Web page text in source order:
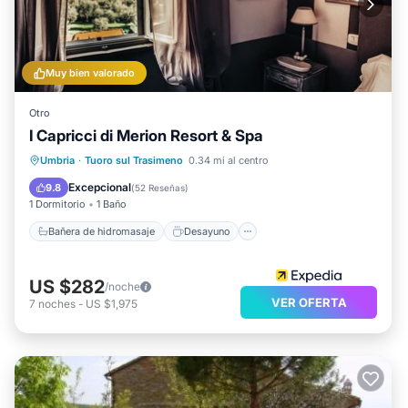
Muy bien valorado
Otro
I Capricci di Merion Resort & Spa
Umbria · Tuoro sul Trasimeno 0.34 mi al centro
9.8 Excepcional(52 Reseñas)
1 Dormitorio 1 Baño
Bañera de hidromasaje Desayuno
Bañera de hidromasaje
Desayuno
Aparcamiento
US $282/noche
7 noches - US $1,975 VER OFERTA